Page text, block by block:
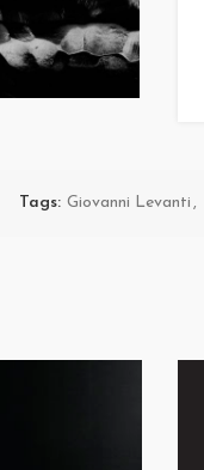
Tags: Giovanni Levanti ,